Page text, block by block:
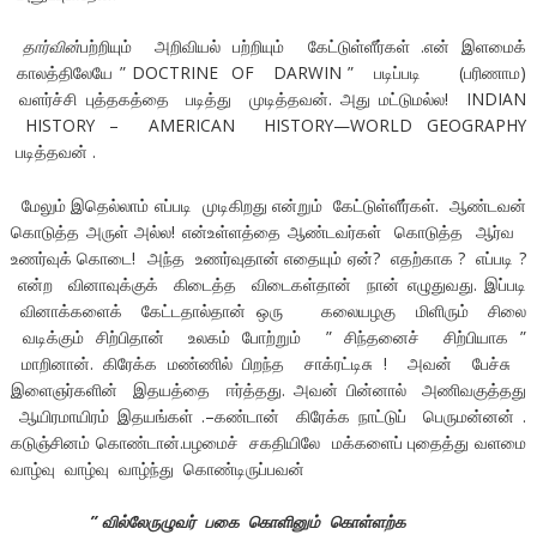
தார்வின்பற்றியும் அறிவியல் பற்றியும் கேட்டுள்ளீர்கள் .என் இளமைக்
காலத்திலேயே ” DOCTRINE OF DARWIN ” படிப்படி (பரிணாம)
வளர்ச்சி புத்தகத்தை படித்து முடித்தவன். அது மட்டுமல்ல! INDIAN
HISTORY – AMERICAN HISTORY—WORLD GEOGRAPHY
படித்தவன் .
மேலும் இதெல்லாம் எப்படி முடிகிறது என்றும் கேட்டுள்ளீர்கள். ஆண்டவன்
கொடுத்த அருள் அல்ல! என்உள்ளத்தை ஆண்டவர்கள் கொடுத்த ஆர்வ
உணர்வுக் கொடை! அந்த உணர்வுதான் எதையும் ஏன்? எதற்காக ? எப்படி ?
என்ற வினாவுக்குக் கிடைத்த விடைகள்தான் நான் எழுதுவது. இப்படி
வினாக்களைக் கேட்டதால்தான் ஒரு கலையழகு மிளிரும் சிலை
வடிக்கும் சிற்பிதான் உலகம் போற்றும் ” சிந்தனைச் சிற்பியாக ”
மாறினான். கிரேக்க மண்ணில் பிறந்த சாக்ரட்டிசு ! அவன் பேச்சு
இளைஞர்களின் இதயத்தை ஈர்த்தது. அவன் பின்னால் அணிவகுத்தது
ஆயிரமாயிரம் இதயங்கள் .–கண்டான் கிரேக்க நாட்டுப் பெருமன்னன் .
கடுஞ்சினம் கொண்டான்.பழமைச் சகதியிலே மக்களைப் புதைத்து வளமை
வாழ்வு வாழ்வு வாழ்ந்து கொண்டிருப்பவன்
” வில்லேருழுவர் பகை கொளினும் கொள்ளற்க